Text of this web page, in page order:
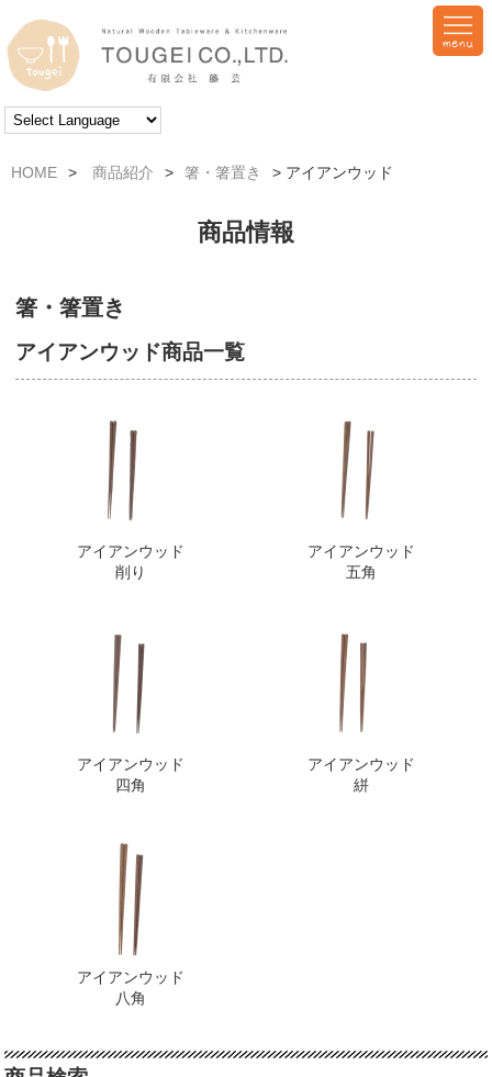
HOME > 商品紹介 > 箸・箸置き > アイアンウッド
商品情報
箸・箸置き
アイアンウッド商品一覧
アイアンウッド
削り
アイアンウッド
五角
アイアンウッド
四角
アイアンウッド
絣
アイアンウッド
八角